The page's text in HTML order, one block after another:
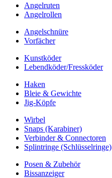
Angelruten
Angelrollen
Angelschnüre
Vorfächer
Kunstköder
Lebendköder/Fressköder
Haken
Bleie & Gewichte
Jig-Köpfe
Wirbel
Snaps (Karabiner)
Verbinder & Connectoren
Splintringe (Schlüsselringe)
Posen & Zubehör
Bissanzeiger